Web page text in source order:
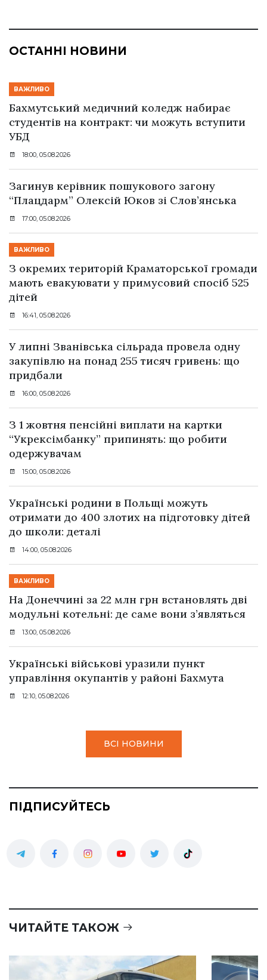
ОСТАННІ НОВИНИ
ВАЖЛИВО
Бахмутський медичний коледж набирає
студентів на контракт: чи можуть вступити
УБД
18:00, 05.08.2026
Загинув керівник пошукового загону
“Плацдарм” Олексій Юков зі Слов’янська
17:00, 05.08.2026
ВАЖЛИВО
З окремих територій Краматорської громади
мають евакуювати у примусовий спосіб 525
дітей
16:41, 05.08.2026
У липні Званівська сільрада провела одну
закупівлю на понад 255 тисяч гривень: що
придбали
16:00, 05.08.2026
З 1 жовтня пенсійні виплати на картки
“Укрексімбанку” припинять: що робити
одержувачам
15:00, 05.08.2026
Українські родини в Польщі можуть
отримати до 400 злотих на підготовку дітей
до школи: деталі
14:00, 05.08.2026
ВАЖЛИВО
На Донеччині за 22 млн грн встановлять дві
модульні котельні: де саме вони з’являться
13:00, 05.08.2026
Українські військові уразили пункт
управління окупантів у районі Бахмута
12:10, 05.08.2026
ВСІ НОВИНИ
ПІДПИСУЙТЕСЬ
ЧИТАЙТЕ ТАКОЖ